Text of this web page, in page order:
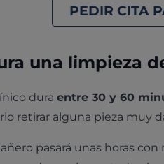
PEDIR CITA
una limpieza
dura entre 30 y 60
retirar alguna pieza muy
pasará unas horas